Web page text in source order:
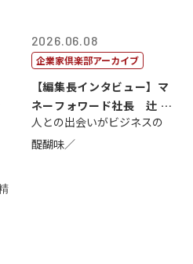
2026.06.08
企業家倶楽部アーカイブ
【編集長インタビュー】マ
ネーフォワード社長 辻 庸
介
人との出会いがビジネスの
醍醐味／